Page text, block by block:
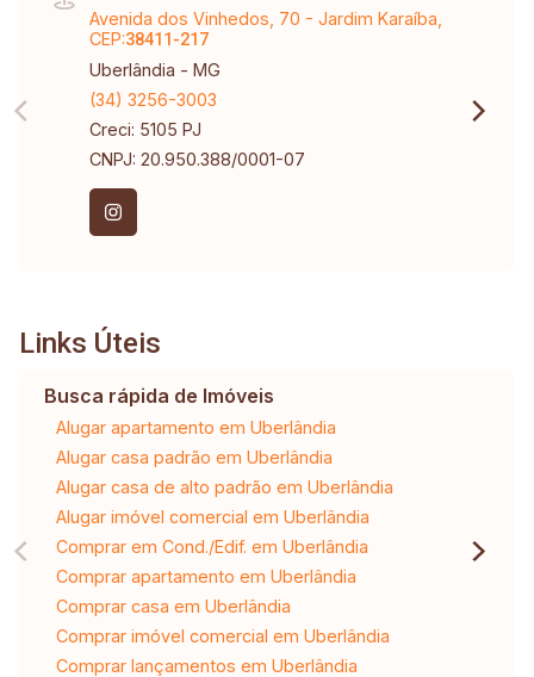
Avenida dos Vinhedos, 70 - Jardim Karaíba,
CEP:38411-217
Uberlândia - MG
(34) 3256-3003
Creci: 5105 PJ
CNPJ: 20.950.388/0001-07
Links Úteis
Busca rápida de Imóveis
Alugar apartamento em Uberlândia
Alugar casa padrão em Uberlândia
Alugar casa de alto padrão em Uberlândia
Alugar imóvel comercial em Uberlândia
Comprar em Cond./Edif. em Uberlândia
Comprar apartamento em Uberlândia
Comprar casa em Uberlândia
Comprar imóvel comercial em Uberlândia
Comprar lançamentos em Uberlândia